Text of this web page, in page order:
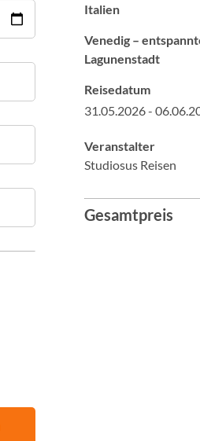
Italien
Venedig –
Lagunenstadt
Reisedatum
31.05.2026 -
Veranstalter
Studiosus Reisen
Gesamtpreis